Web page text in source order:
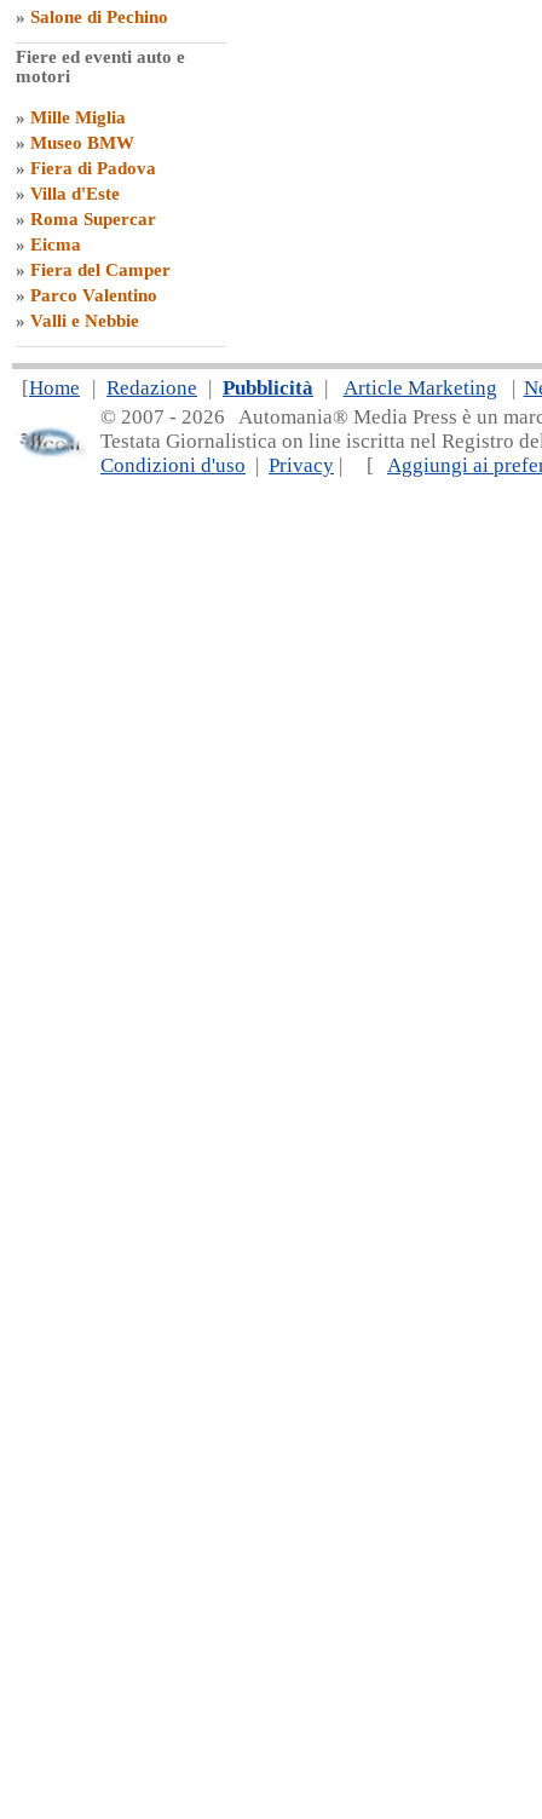
» Salone di Pechino
Fiere ed eventi auto e
motori
» Mille Miglia
» Museo BMW
» Fiera di Padova
» Villa d'Este
» Roma Supercar
» Eicma
» Fiera del Camper
» Parco Valentino
» Valli e Nebbie
[Home | Redazione | Pubblicità | Article Marketing |
© 2007 - 2026 Automania® Media Press è un
Testata Giornalistica on line iscritta nel Registro
Condizioni d'uso | Privacy | [ Aggiungi ai